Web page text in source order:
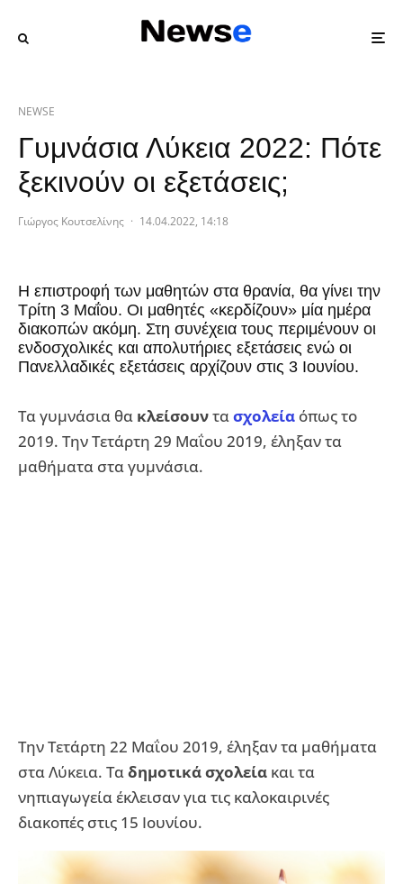
NEWSE
Γυμνάσια Λύκεια 2022: Πότε
ξεκινούν οι εξετάσεις;
Γιώργος Κουτσελίνης · 14.04.2022, 14:18
Η επιστροφή των μαθητών στα θρανία, θα γίνει την
Τρίτη 3 Μαΐου. Οι μαθητές «κερδίζουν» μία ημέρα
διακοπών ακόμη. Στη συνέχεια τους περιμένουν οι
ενδοσχολικές και απολυτήριες εξετάσεις ενώ οι
Πανελλαδικές εξετάσεις αρχίζουν στις 3 Ιουνίου.
Τα γυμνάσια θα κλείσουντασχολεία όπως το
2019. Την Τετάρτη 29 Μαΐου 2019, έληξαν τα
μαθήματα στα γυμνάσια.
Την Τετάρτη 22 Μαΐου 2019, έληξαν τα μαθήματα
στα Λύκεια. Ταδημοτικά σχολεία και τα
νηπιαγωγεία έκλεισαν για τις καλοκαιρινές
διακοπές στις 15 Ιουνίου.